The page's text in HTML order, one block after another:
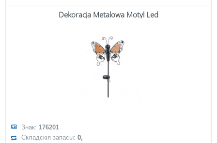
Dekoracja Metalowa Motyl Led
Знак: 176201
Складскія запасы:0,